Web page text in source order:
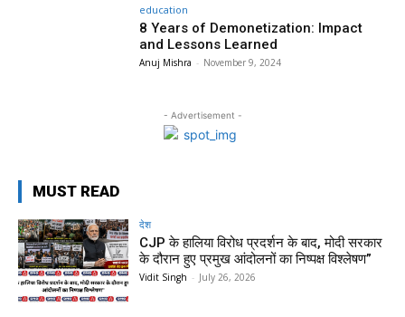
education
8 Years of Demonetization: Impact
and Lessons Learned
Anuj Mishra - November 9, 2024
- Advertisement -
MUST READ
देश
CJP के हालिया विरोध प्रदर्शन के बाद, मोदी सरकार
के दौरान हुए प्रमुख आंदोलनों का निष्पक्ष विश्लेषण”
Vidit Singh - July 26, 2026